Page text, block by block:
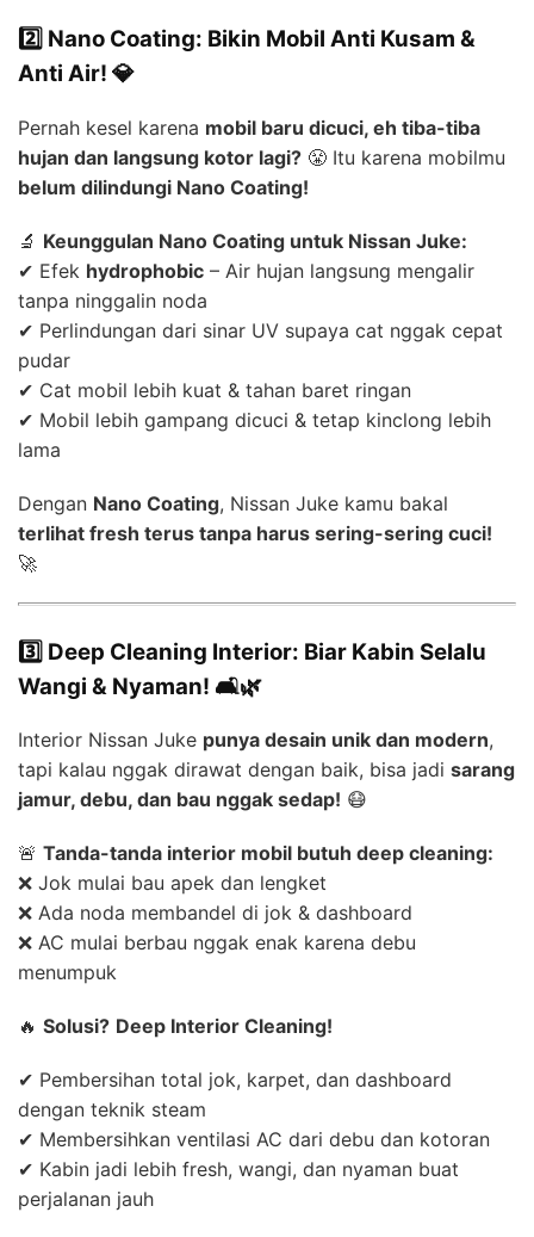
2️⃣ Nano Coating: Bikin Mobil Anti Kusam &
Anti Air! 💎
Pernah kesel karena mobil baru dicuci, eh tiba-tiba
hujan dan langsung kotor lagi? 😤 Itu karena mobilmu
belum dilindungi Nano Coating!
🔬 Keunggulan Nano Coating untuk Nissan Juke:
✔ Efek hydrophobic – Air hujan langsung mengalir
tanpa ninggalin noda
✔ Perlindungan dari sinar UV supaya cat nggak cepat
pudar
✔ Cat mobil lebih kuat & tahan baret ringan
✔ Mobil lebih gampang dicuci & tetap kinclong lebih
lama
Dengan Nano Coating, Nissan Juke kamu bakal
terlihat fresh terus tanpa harus sering-sering cuci!
🚀
3️⃣ Deep Cleaning Interior: Biar Kabin Selalu
Wangi & Nyaman! 🛋️🌿
Interior Nissan Juke punya desain unik dan modern,
tapi kalau nggak dirawat dengan baik, bisa jadi sarang
jamur, debu, dan bau nggak sedap! 😷
🚨 Tanda-tanda interior mobil butuh deep cleaning:
❌ Jok mulai bau apek dan lengket
❌ Ada noda membandel di jok & dashboard
❌ AC mulai berbau nggak enak karena debu
menumpuk
🔥 Solusi? Deep Interior Cleaning!
✔ Pembersihan total jok, karpet, dan dashboard
dengan teknik steam
✔ Membersihkan ventilasi AC dari debu dan kotoran
✔ Kabin jadi lebih fresh, wangi, dan nyaman buat
perjalanan jauh